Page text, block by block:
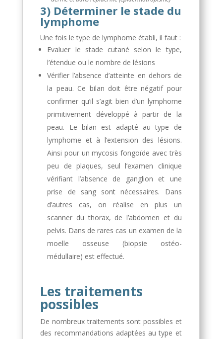
3) Déterminer le stade du
lymphome
Une fois le type de lymphome établi, il faut :
Evaluer le stade cutané selon le type,
l’étendue ou le nombre de lésions
Vérifier l’absence d’atteinte en dehors de
la peau. Ce bilan doit être négatif pour
confirmer qu’il s’agit bien d’un lymphome
primitivement développé à partir de la
peau. Le bilan est adapté au type de
lymphome et à l’extension des lésions.
Ainsi pour un mycosis fongoïde avec très
peu de plaques, seul l’examen clinique
vérifiant l’absence de ganglion et une
prise de sang sont nécessaires. Dans
d’autres cas, on réalise en plus un
scanner du thorax, de l’abdomen et du
pelvis. Dans de rares cas un examen de la
moelle osseuse (biopsie ostéo-
médullaire) est effectué.
Les traitements
possibles
De nombreux traitements sont possibles et
des recommandations adaptées au type et